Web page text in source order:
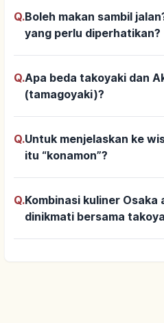
Q.Boleh makan sambil
yang perlu diperhatikan?
Q.Apa beda takoyaki dan
(tamagoyaki)?
Q.Untuk menjelaskan ke
itu “konamon”?
Q.Kombinasi kuliner Osaka
dinikmati bersama